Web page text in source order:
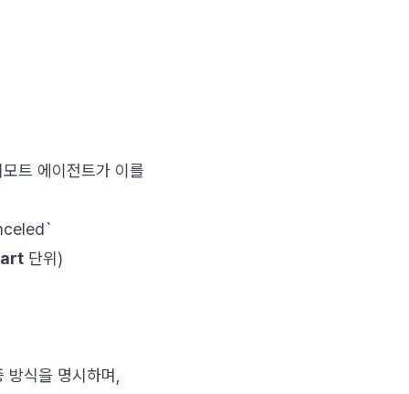
트 에이전트가 이를
단위)
식을 명시하며,